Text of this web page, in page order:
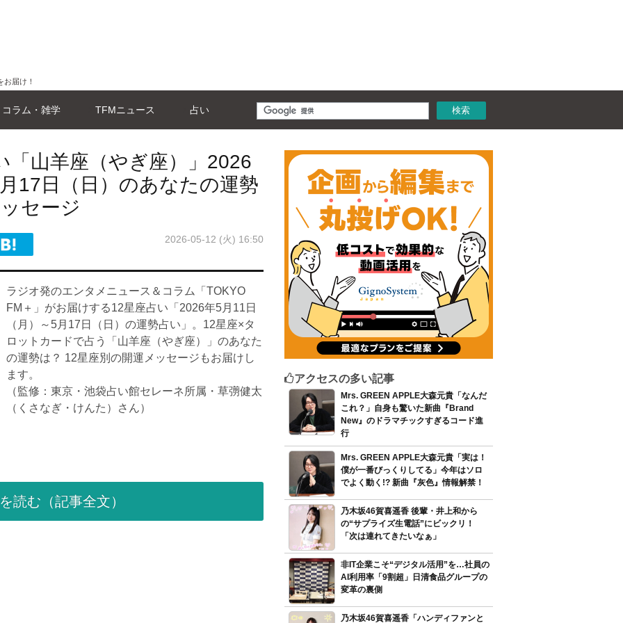
届け！
コラム・雑学 TFMニュース 占い
「山羊座（やぎ座）」2026
17日（日）のあなたの運勢
セージ
2026-05-12 (火) 16:50
ラジオ発のエンタメニュース＆コラム「TOKYO
FM＋」がお届けする12星座占い「2026年5月11日
（月）～5月17日（日）の運勢占い」。12星座×タ
ロットカードで占う「山羊座（やぎ座）」のあなた
の運勢は？ 12星座別の開運メッセージもお届けし
ます。
（監修：東京・池袋占い館セレーネ所属・草彅健太
（くさなぎ・けんた）さん）
読む（記事全文）
アクセスの多い記事
Mrs. GREEN APPLE大森元貴「なんだ
これ？」自身も驚いた新曲『Brand
New』のドラマチックすぎるコード進
行
Mrs. GREEN APPLE大森元貴「実は！
僕が一番びっくりしてる」今年はソロ
でよく動く!? 新曲『灰色』情報解禁！
乃木坂46賀喜遥香 後輩・井上和から
の“サプライズ生電話”にビックリ！
「次は連れてきたいなぁ」
非IT企業こそ“デジタル活用”を…社員の
AI利用率「9割超」日清食品グループの
変革の裏側
乃木坂46賀喜遥香「ハンディファンと